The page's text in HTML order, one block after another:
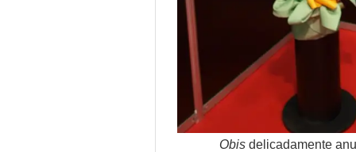
Obisdelicadamente